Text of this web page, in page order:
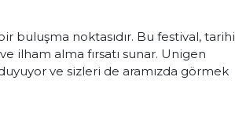
buluşma noktasıdır. Bu festival, tarihi
ilham alma fırsatı sunar. Unigen
ve sizleri de aramızda görmek